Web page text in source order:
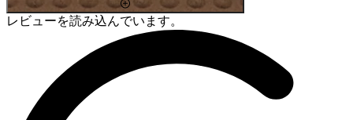
レビューを読み込んでいます。